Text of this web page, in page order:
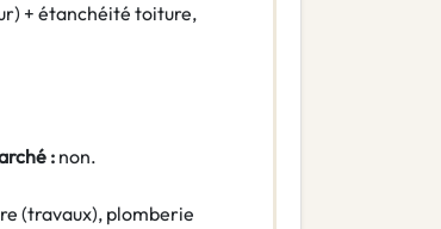
+ étanchéité toiture,
:non.
(travaux), plomberie